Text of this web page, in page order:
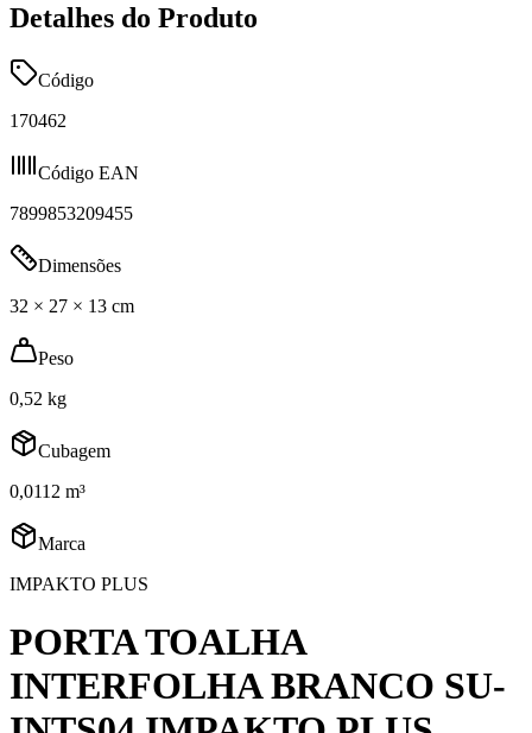
Detalhes do Produto
Código
170462
Código EAN
7899853209455
Dimensões
32 × 27 × 13 cm
Peso
0,52 kg
Cubagem
0,0112 m³
Marca
IMPAKTO PLUS
PORTA TOALHA
INTERFOLHA BRANCO SU-